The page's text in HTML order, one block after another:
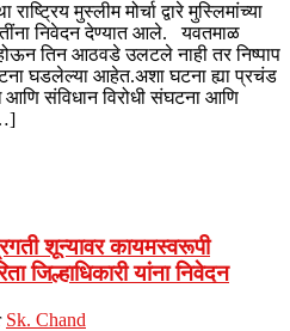
मुस्लीम मोर्चा द्वारे मुस्लिमांच्या
निवेदन देण्यात आले. यवतमाळ
तिन आठवडे उलटले नाही तर निष्पाप
घडलेल्या आहेत.अशा घटना ह्या प्रचंड
आणि संविधान विरोधी संघटना आणि
शून्यावर कायमस्वरूपी
जिल्हाधिकारी यांना निवेदन
Sk. Chand